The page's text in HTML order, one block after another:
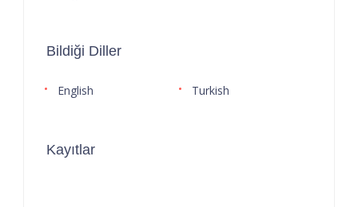
Bildiği Diller
English Turkish
Kayıtlar